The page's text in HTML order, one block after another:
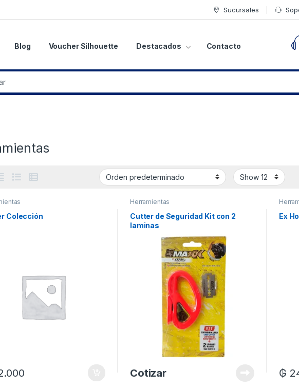
Sucursales
Blog Voucher Silhouette Destacados Contacto
Colección
Herramientas
Cutter de Seguridad Kit con 2
laminas
Cotizar
Ex
₲